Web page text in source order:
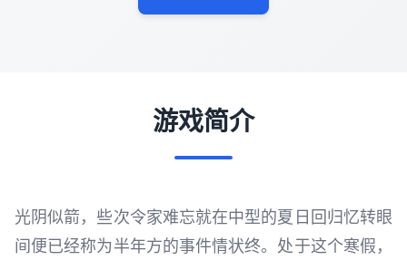
游戏简介
光阴似箭，些次令家难忘就在中型的夏日回归忆转眼
间便已经称为半年方的事件情状终。处于这个寒假，